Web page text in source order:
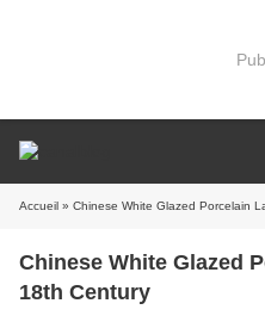
Accueil » Chinese White Glazed Porcelain
Chinese White Glazed
18th Century